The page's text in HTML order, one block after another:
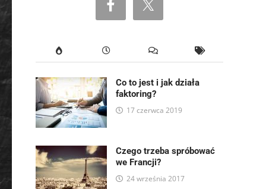
Co to jest i jak działa
faktoring?
17 czerwca 2019
Czego trzeba spróbować
we Francji?
24 września 2017